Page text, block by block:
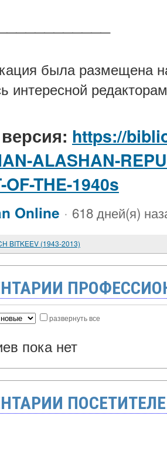
была размещена
интересной
https://
ALASHAN-
OF-THE-1940s
Online · 618 дней(я)
BITKEEV (1943-2013)
развернуть все
пока нет